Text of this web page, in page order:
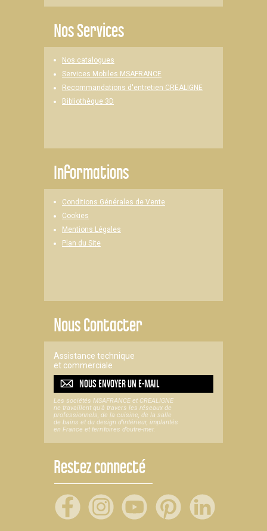
Nos Services
Nos catalogues
Services Mobiles MSAFRANCE
Recommandations d'entretien CREALIGNE
Bibliothèque 3D
Informations
Conditions Générales de Vente
Cookies
Mentions Légales
Plan du Site
Nous Contacter
Assistance technique
et commerciale
NOUS ENVOYER UNE-MAIL
Les sociétés MSAFRANCE et CREALIGNE
ne travaillent qu'à travers les réseaux de
professionnels, de la cuisine, de la salle
de bains et du design d'intérieur, implantés
en France et territoires d’outre-mer.
Restez connecté